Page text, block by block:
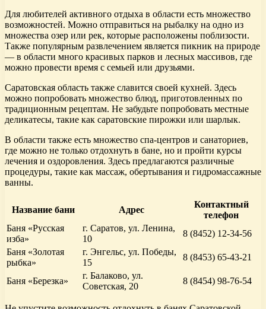
Для любителей активного отдыха в области есть множество
возможностей. Можно отправиться на рыбалку на одно из
множества озер или рек, которые расположены поблизости.
Также популярным развлечением является пикник на природе
— в области много красивых парков и лесных массивов, где
можно провести время с семьей или друзьями.
Саратовская область также славится своей кухней. Здесь
можно попробовать множество блюд, приготовленных по
традиционным рецептам. Не забудьте попробовать местные
деликатесы, такие как саратовские пирожки или шарлык.
В области также есть множество спа-центров и санаториев,
где можно не только отдохнуть в бане, но и пройти курсы
лечения и оздоровления. Здесь предлагаются различные
процедуры, такие как массаж, обертывания и гидромассажные
ванны.
Название бани Адрес
Контактный
телефон
Баня «Русская
изба»
г. Саратов, ул. Ленина,
10
8 (8452) 12-34-56
Баня «Золотая
рыбка»
г. Энгельс, ул. Победы,
15
8 (8453) 65-43-21
Баня «Березка»
г. Балаково, ул.
Советская, 20
8 (8454) 98-76-54